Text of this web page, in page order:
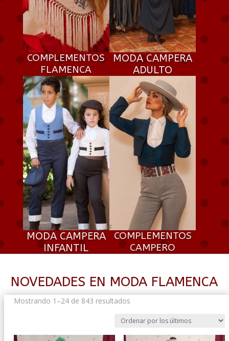
COMPLEMENTOS
FLAMENCA
MODA CAMPERA
ADULTO
MODA CAMPERA
INFANTIL
COMPLEMENTOS
CAMPERO
NOVEDADES EN MODA FLAMENCA
Mostrando 1–24 de 843 resultadosOrdenado
los
últimos